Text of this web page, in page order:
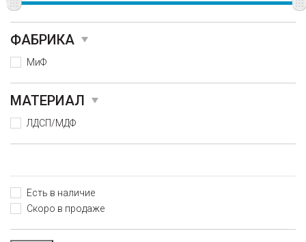
ФАБРИКА
МиФ
МАТЕРИАЛ
ЛДСП/МДФ
Есть в наличие
Скоро в продаже